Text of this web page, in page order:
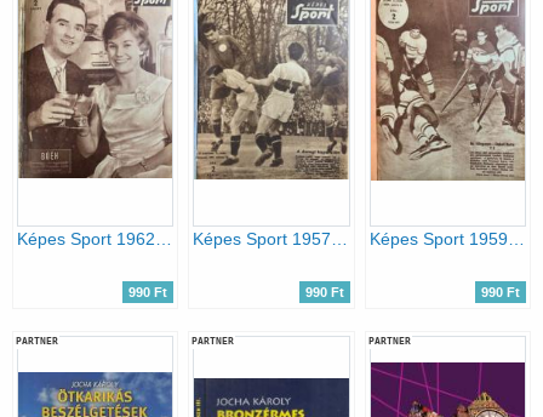
Képes Sport 1962. IX. évfolyam 1-52. szám egybekötve
990 Ft
Képes Sport 1957. IV. évfolyam 1-41. szám egybekötve
990 Ft
Képes Sport 1959. VI. évfolyam 1-52. szám egybekötve
990 Ft
PARTNER PARTNER PARTNER